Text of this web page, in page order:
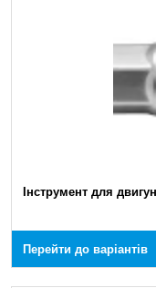
Інструмент для
Перейти до варіантів